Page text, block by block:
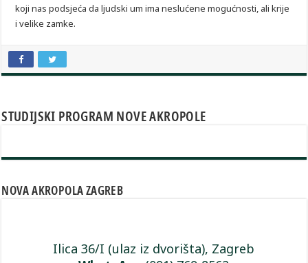
koji nas podsjeća da ljudski um ima neslućene mogućnosti, ali krije
i velike zamke.
STUDIJSKI PROGRAM NOVE AKROPOLE
NOVA AKROPOLA ZAGREB
Ilica 36/I (ulaz iz dvorišta), Zagreb